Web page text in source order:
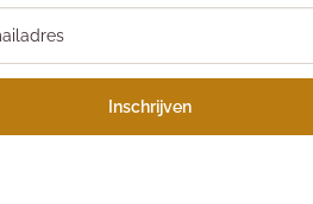
Inschrijven
Jollein Babygym Hout
€39,99